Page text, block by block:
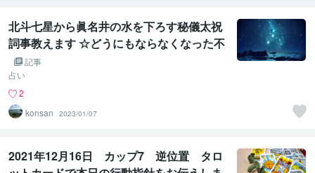
北斗七星から眞名井の水を下ろす秘儀太祝
詞事教えます ☆どうにもならなくなった不
幸を一気に吹き飛ばす宇宙根源の力☆
記事
占い
2
konsan
2023/01/07
2021年12月16日 カップ7 逆位置 タロ